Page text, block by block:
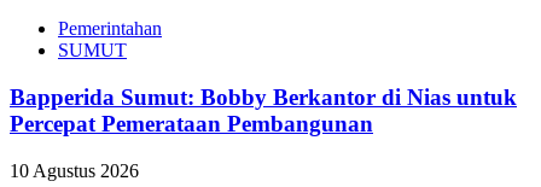
Pemerintahan
SUMUT
Bapperida Sumut: Bobby Berkantor di Nias untuk
Percepat Pemerataan Pembangunan
10 Agustus 2026